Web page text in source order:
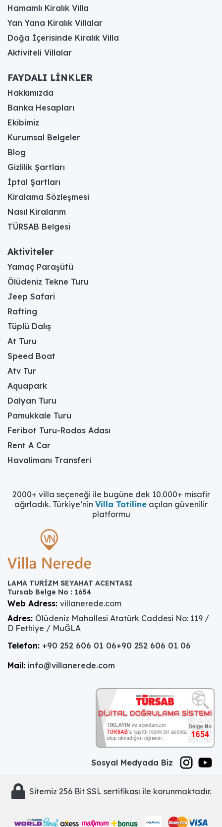
Hamamlı Kiralık Villa
Yan Yana Kiralık Villalar
Doğa İçerisinde Kiralık Villa
Aktiviteli Villalar
FAYDALI LİNKLER
Hakkımızda
Banka Hesapları
Ekibimiz
Kurumsal Belgeler
Blog
Gizlilik Şartları
İptal Şartları
Kiralama Sözleşmesi
Nasıl Kiralarım
TÜRSAB Belgesi
Aktiviteler
Yamaç Paraşütü
Ölüdeniz Tekne Turu
Jeep Safari
Rafting
Tüplü Dalış
At Turu
Speed Boat
Atv Tur
Aquapark
Dalyan Turu
Pamukkale Turu
Feribot Turu-Rodos Adası
Rent A Car
Havalimanı Transferi
2000+ villa seçeneği ile bugüne dek 10.000+ misafir
ağırladık. Türkiye’nin Villa Tatiline açılan güvenilir
platformu
LAMA TURİZM SEYAHAT ACENTASI
Tursab Belge No : 1654
Web Adress: villanerede.com
Adres: Ölüdeniz Mahallesi Atatürk Caddesi No: 119 /
D Fethiye / MuĞLA
Telefon: +90 252 606 01 06+90 252 606 01 06
Mail: info@villanerede.com
Sosyal Medyada Biz
Sitemiz 256 Bit SSL sertifikası ile korunmaktadır.